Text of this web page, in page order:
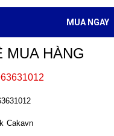
MUA NGAY
MUA HÀNG
Cakavn